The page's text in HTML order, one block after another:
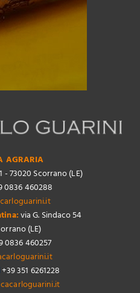
AGRARIA
- 73020 Scorrano (LE)
0836 460288
via G. Sindaco 54
(LE)
0836 460257
+39 351 6261228